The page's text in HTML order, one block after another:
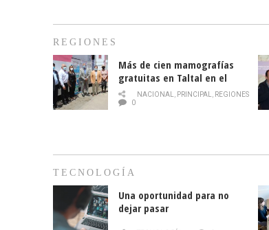
REGIONES
Más de cien mamografías
gratuitas en Taltal en el
mes de la prevención del
cáncer de mama
NACIONAL, PRINCIPAL, REGIONES
0
TECNOLOGÍA
Una oportunidad para no
dejar pasar